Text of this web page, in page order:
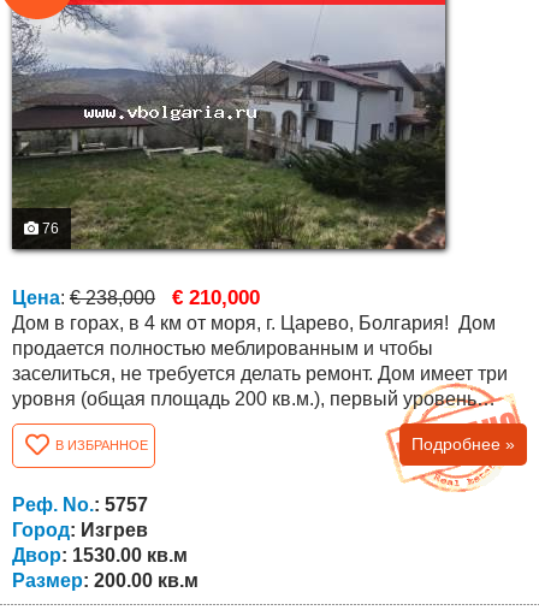
76
Цена: € 238,000 € 210,000
Дом в горах, в 4 км от моря, г. Царево, Болгария! Дом
продается полностью меблированным и чтобы
заселиться, не требуется делать ремонт. Дом имеет три
уровня (общая площадь 200 кв.м.), первый уровень
полностью автономный, таверна с кухонной
столешницей, ванная комната, туалет, спальня. Второй
уровень, гостиная с камином, совместные столовая и
кухня, ванная комната и туалет, веранда, лестница на
второй этаж. Третий уровень,...
В ИЗБРАННОЕ Подробнее »
Реф. No.: 5757
Город: Изгрев
Двор: 1530.00 кв.м
Размер: 200.00 кв.м